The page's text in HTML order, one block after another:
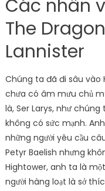
Các nhân
The
Lannister
Chúng ta đã đi sâu vào
chưa có âm mưu chủ
là, Ser Larys, như
không có sức mạnh.
những người yêu cầu
Petyr Baelish nhưng
Hightower, anh ta là
người hàng loạt là sở